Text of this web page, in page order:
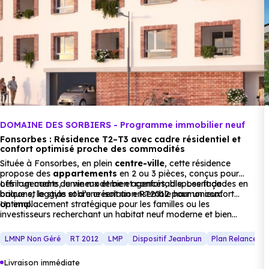
min en voiture ou à 782 m, soit 9 min à pied
Supérieur :
Cfa agricole Piémont Pyrénées
à 2 km, soit 3 min
en voiture ou à 2 km, soit 24 min à pied.
Commerces :
Supermarché :Lidl à 2.4 km, soit 4 min en voiture ou à
2.2 km, soit 27 min à pied.
Supérette :Carrefour Express Valentine à 1.9 km, soit
4 min en voiture ou à 1.9 km, soit 23 min à pied
Boulangerie :Maison Albinet à 754 m, soit 2 min en
voiture ou à 743 m, soit 9 min à pied.
DOMAINE DES SORBIERS - Programme immobilier neuf
Fonsorbes : Résidence T2–T3 avec cadre résidentiel et
confort optimisé proche des commodités
Située à Fonsorbes, en plein centre-ville, cette résidence
propose des appartements en 2 ou 3 pièces, conçus pour
offrir un cadre de vie moderne et confortable. Les façades en
brique et le style sobre créent un ensemble harmonieux.
Les logements, lumineux et bien agencés, disposent de
balcons, loggias et d’une isolation RT2012 pour un confort
optimal.
Un emplacement stratégique pour les familles ou les
investisseurs recherchant un habitat neuf moderne et bien
LMNP Non Géré RT 2012 LMP Dispositif Jeanbrun Plan Relance
Livraison immédiate